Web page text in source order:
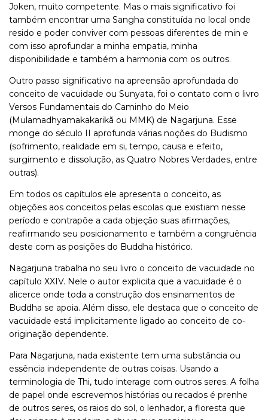
Joken, muito competente. Mas o mais significativo foi
também encontrar uma Sangha constituída no local onde
resido e poder conviver com pessoas diferentes de min e
com isso aprofundar a minha empatia, minha
disponibilidade e também a harmonia com os outros.
Outro passo significativo na apreensão aprofundada do
conceito de vacuidade ou Sunyata, foi o contato com o livro
Versos Fundamentais do Caminho do Meio
(Mulamadhyamakakarikã ou MMK) de Nagarjuna. Esse
monge do século II aprofunda várias noções do Budismo
(sofrimento, realidade em si, tempo, causa e efeito,
surgimento e dissolução, as Quatro Nobres Verdades, entre
outras).
Em todos os capítulos ele apresenta o conceito, as
objeções aos conceitos pelas escolas que existiam nesse
período e contrapõe a cada objeção suas afirmações,
reafirmando seu posicionamento e também a congruência
deste com as posições do Buddha histórico.
Nagarjuna trabalha no seu livro o conceito de vacuidade no
capítulo XXIV. Nele o autor explicita que a vacuidade é o
alicerce onde toda a construção dos ensinamentos de
Buddha se apoia. Além disso, ele destaca que o conceito de
vacuidade está implicitamente ligado ao conceito de co-
originação dependente.
Para Nagarjuna, nada existente tem uma substância ou
essência independente de outras coisas. Usando a
terminologia de Thi, tudo interage com outros seres. A folha
de papel onde escrevemos histórias ou recados é prenhe
de outros seres, os raios do sol, o lenhador, a floresta que